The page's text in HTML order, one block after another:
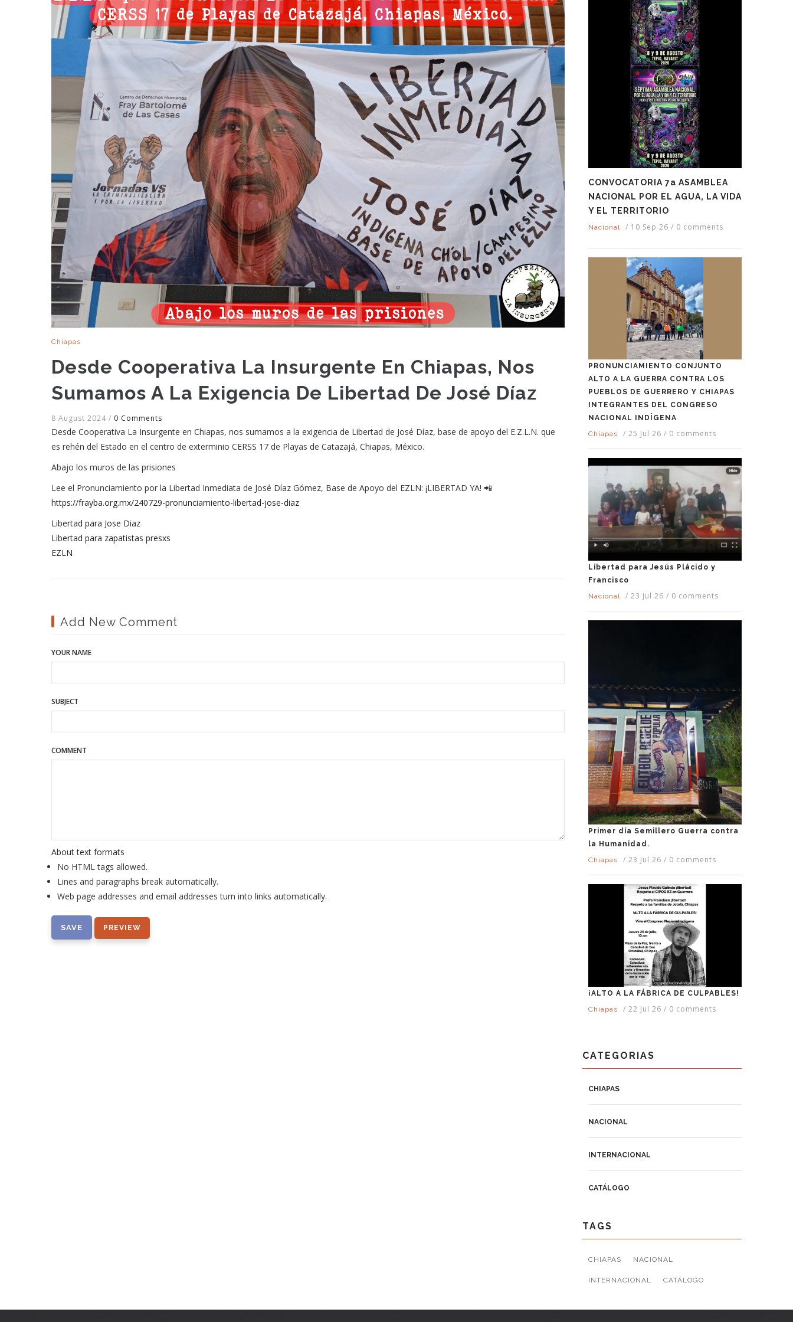
Chiapas
Desde Cooperativa La Insurgente En Chiapas, Nos
Sumamos A La Exigencia De Libertad De José Díaz
8 August 2024 / 0 Comments
Desde Cooperativa La Insurgente en Chiapas, nos sumamos a la exigencia de Libertad de José Díaz, base de apoyo del E.Z.L.N. que
es rehén del Estado en el centro de exterminio CERSS 17 de Playas de Catazajá, Chiapas, México.
Abajo los muros de las prisiones
Lee el Pronunciamiento por la Libertad Inmediata de José Díaz Gómez, Base de Apoyo del EZLN: ¡LIBERTAD YA! 📲
https://frayba.org.mx/240729-pronunciamiento-libertad-jose-diaz
Libertad para Jose Diaz
Libertad para zapatistas presxs
EZLN
Add New Comment
YOUR NAME
SUBJECT
COMMENT
About text formats
No HTML tags allowed.
Lines and paragraphs break automatically.
Web page addresses and email addresses turn into links automatically.
CONVOCATORIA 7a ASAMBLEA
NACIONAL POR EL AGUA, LA VIDA
Y EL TERRITORIO
Nacional / 10 Sep 26 / 0 comments
PRONUNCIAMIENTO CONJUNTO
ALTO A LA GUERRA CONTRA LOS
PUEBLOS DE GUERRERO Y CHIAPAS
INTEGRANTES DEL CONGRESO
NACIONAL INDÍGENA
Chiapas
/ 25 Jul 26 / 0 comments
Libertad para Jesús Plácido y
Francisco
Nacional
/ 23 Jul 26 / 0 comments
Primer día Semillero Guerra contra
la Humanidad.
Chiapas
/ 23 Jul 26 / 0 comments
¡ALTO A LA FÁBRICA DE CULPABLES!
Chiapas
/ 22 Jul 26 / 0 comments
CATEGORIAS
CHIAPAS
NACIONAL
INTERNACIONAL
CATÁLOGO
TAGS
CHIAPAS NACIONAL
INTERNACIONAL CATÁLOGO